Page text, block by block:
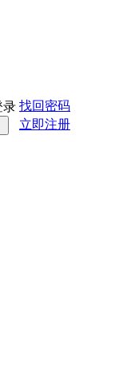
录 找回密码
立即注册